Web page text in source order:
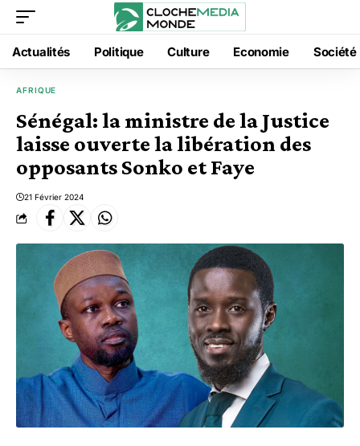
Actualités Politique Culture Economie Société
AFRIQUE
Sénégal: la ministre de la Justice
laisse ouverte la libération des
opposants Sonko et Faye
21 Février 2024